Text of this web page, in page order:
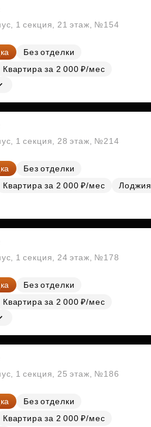
1 секция, 21 этаж, №154
Без отделки
Квартира за 2 000 ₽/мес
1 секция, 28 этаж, №214
Без отделки
Квартира за 2 000 ₽/мес
Лоджия
1 секция, 24 этаж, №178
Без отделки
Квартира за 2 000 ₽/мес
1 секция, 25 этаж, №186
Без отделки
Квартира за 2 000 ₽/мес